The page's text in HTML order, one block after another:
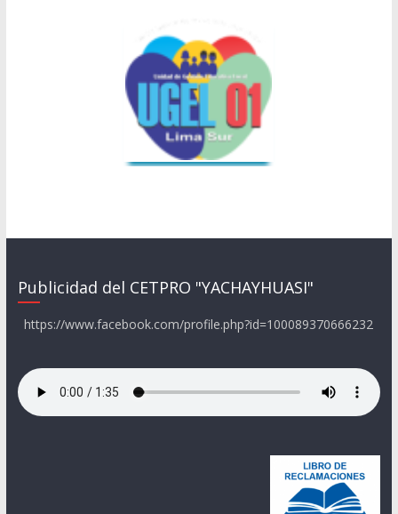
Publicidad del CETPRO "YACHAYHUASI"
https://www.facebook.com/profile.php?id=100089370666232